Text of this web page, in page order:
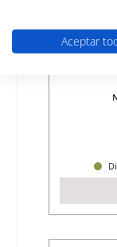
Aceptar